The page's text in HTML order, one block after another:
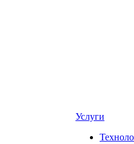
Услуги